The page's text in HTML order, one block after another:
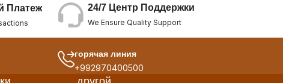
Платеж 24/7 Центр Поддержки
We Ensure Quality Support
горячая линия
+992970400500